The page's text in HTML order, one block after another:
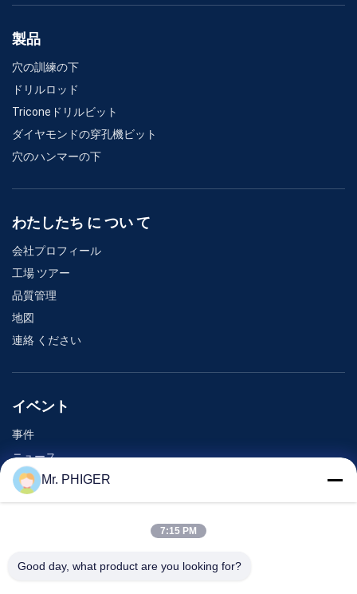
製品
穴の訓練の下
ドリルロッド
Triconeドリルビット
ダイヤモンドの穿孔機ビット
穴のハンマーの下
わたしたち に つい て
会社プロフィール
工場 ツアー
品質管理
地図
連絡 ください
イベント
事件
ニュース
Mr. PHIGER
7:15 PM
Good day, what product are you looking for?